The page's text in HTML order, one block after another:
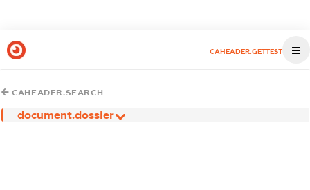
CAHEADER.GETTEST
CAHEADER.SEARCH
document.dossier